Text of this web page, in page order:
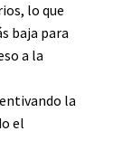
lo que
baja para
a la
la
el